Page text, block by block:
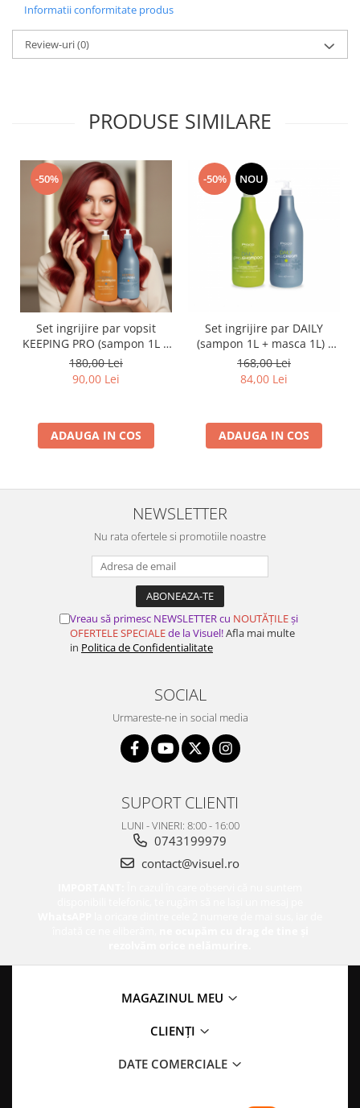
Informatii conformitate produs
Review-uri(0)
PRODUSE SIMILARE
-50%
Set ingrijire par vopsit
KEEPING PRO (sampon 1L +
masca 1L) - PRO.CO
180,00 Lei
90,00 Lei
ADAUGA IN COS
-50% NOU
Set ingrijire par DAILY
(sampon 1L + masca 1L) -
PRO.CO
168,00 Lei
84,00 Lei
ADAUGA IN COS
NEWSLETTER
Nu rata ofertele si promotiile noastre
Vreau să primesc NEWSLETTER cu NOUTĂȚILEși
OFERTELE SPECIALEde la Visuel!Afla mai multe
in Politica de Confidentialitate
SOCIAL
Urmareste-ne in social media
SUPORT CLIENTI
LUNI - VINERI: 8:00 - 16:00
0743199979
contact@visuel.ro
MAGAZINUL MEU
CLIENȚI
DATE COMERCIALE